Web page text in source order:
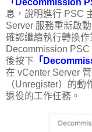
「Decommission
息，說明進行 PSC
Server 服務重新啟
確認繼續執行轉換
Decommission
後按下
「
在 vCenter Server
（Unregister）的
退役的工作任務。